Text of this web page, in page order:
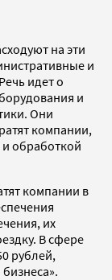
на эти
и
идет о
и
Они
компании,
обработкой
компании в
их
В сфере
рублей,